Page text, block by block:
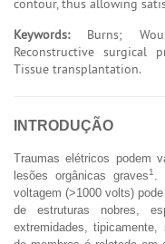
contour, thus allowing
Keywords:Burns;
Reconstructive surgical
Tissue transplantation.
INTRODUÇÃO
Traumas elétricos podem
lesões orgânicas graves1
voltagem (>1000 volts)
de estruturas nobres,
extremidades,